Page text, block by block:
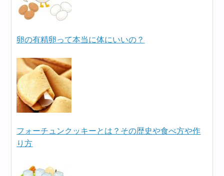
卵の有精卵って本当に体にいいの？
フォーチュンクッキーとは？その歴史や食べ方や作
り方